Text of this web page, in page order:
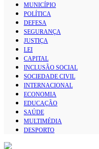
MUNICÍPIO
POLÍTICA
DEFESA
SEGURANÇA
JUSTIÇA
LEI
CAPITAL
INCLUSÃO SOCIAL
SOCIEDADE CIVIL
INTERNACIONAL
ECONOMIA
EDUCAÇÃO
SAÚDE
MULTIMÉDIA
DESPORTO